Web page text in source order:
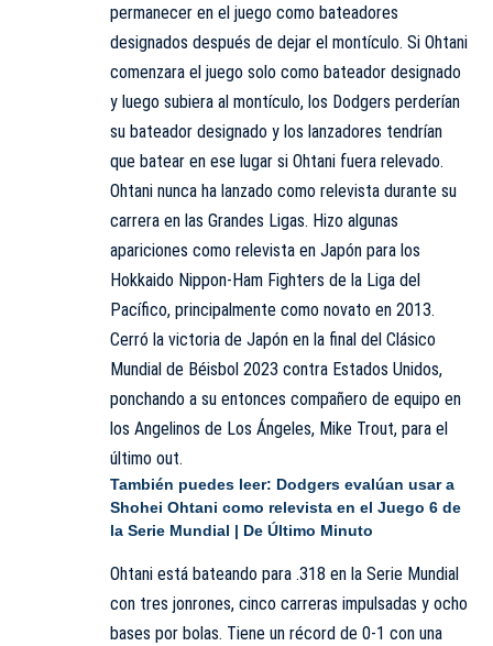
permanecer en el juego como bateadores
designados después de dejar el montículo. Si Ohtani
comenzara el juego solo como bateador designado
y luego subiera al montículo, los Dodgers perderían
su bateador designado y los lanzadores tendrían
que batear en ese lugar si Ohtani fuera relevado.
Ohtani nunca ha lanzado como relevista durante su
carrera en las Grandes Ligas. Hizo algunas
apariciones como relevista en Japón para los
Hokkaido Nippon-Ham Fighters de la Liga del
Pacífico, principalmente como novato en 2013.
Cerró la victoria de Japón en la final del Clásico
Mundial de Béisbol 2023 contra Estados Unidos,
ponchando a su entonces compañero de equipo en
los Angelinos de Los Ángeles, Mike Trout, para el
último out.
También puedes leer: Dodgers evalúan usar a
Shohei Ohtani como relevista en el Juego 6 de
la Serie Mundial | De Último Minuto
Ohtani está bateando para .318 en la Serie Mundial
con tres jonrones, cinco carreras impulsadas y ocho
bases por bolas. Tiene un récord de 0-1 con una